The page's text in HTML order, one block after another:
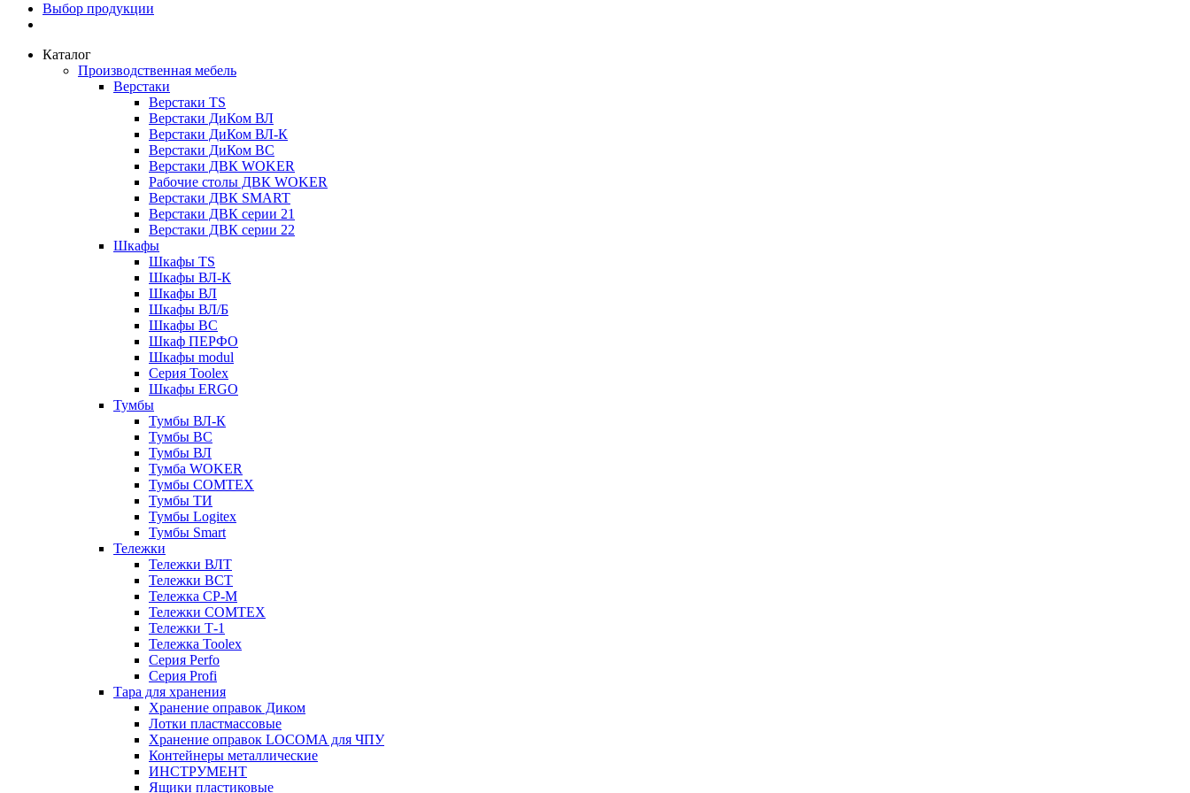
Выбор продукции
Каталог
Производственная мебель
Верстаки
Верстаки TS
Верстаки ДиКом ВЛ
Верстаки ДиКом ВЛ-К
Верстаки ДиКом ВС
Верстаки ДВК WOKER
Рабочие столы ДВК WOKER
Верстаки ДВК SMART
Верстаки ДВК серии 21
Верстаки ДВК серии 22
Шкафы
Шкафы TS
Шкафы ВЛ-К
Шкафы ВЛ
Шкафы ВЛ/Б
Шкафы ВС
Шкаф ПЕРФО
Шкафы modul
Серия Toolex
Шкафы ERGO
Тумбы
Тумбы ВЛ-К
Тумбы ВС
Тумбы ВЛ
Тумба WOKER
Тумбы COMTEX
Тумбы ТИ
Тумбы Logitex
Тумбы Smart
Тележки
Тележки ВЛТ
Тележки ВСТ
Тележка СР-М
Тележки COMTEX
Тележки Т-1
Тележка Toolex
Серия Perfo
Серия Profi
Тара для хранения
Хранение оправок Диком
Лотки пластмассовые
Хранение оправок LOCOMA для ЧПУ
Контейнеры металлические
ИНСТРУМЕНТ
Ящики пластиковые